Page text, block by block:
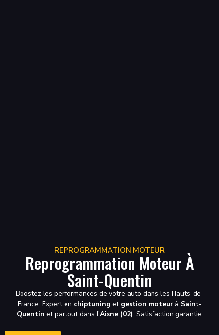
REPROGRAMMATION MOTEUR
Reprogrammation Moteur À
Saint-Quentin
Boostez les performances de votre auto dans les Hauts-de-
France. Expert en chiptuning et gestion moteurà Saint-
Quentin et partout dans l’Aisne (02). Satisfaction garantie.